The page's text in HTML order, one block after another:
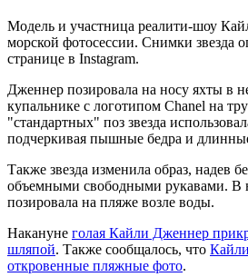
Модель и участница реалити-шоу
морской фотосессии. Снимки звезда
странице в Instagram.
Дженнер позировала на носу яхты в
купальнике с логотипом Chanel на
"стандартных" поз звезда
подчеркивая пышные бедра и
Также звезда изменила образ, надев
объемными свободными рукавами. В
позировала на пляже возле воды.
Накануне голая Кайли Дженнер
шляпой. Также сообщалось, что
откровенные пляжные фото.